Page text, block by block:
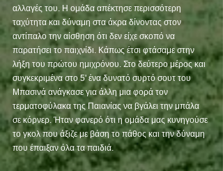
αλλαγές του. Η ομάδα απέκτησε περισσότερη
ταχύτητα και δύναμη στα άκρα δίνοντας στον
αντίπαλο την αίσθηση ότι δεν είχε σκοπό να
παρατήσει το παιχνίδι. Κάπως έτσι φτάσαμε στην
λήξη του πρώτου ημιχρόνου. Στο δεύτερο μέρος και
συγκεκριμένα στο 5' ένα δυνατό συρτό σουτ του
Μπασινά ανάγκασε για άλλη μια φορά τον
τερματοφύλακα της Παιανίας να βγάλει την μπάλα
σε κόρνερ. Ήταν φανερό ότι η ομάδα μας κυνηγούσε
το γκολ που άξιζε με βάση το πάθος και την δύναμη
που έπαιξαν όλα τα παιδιά.